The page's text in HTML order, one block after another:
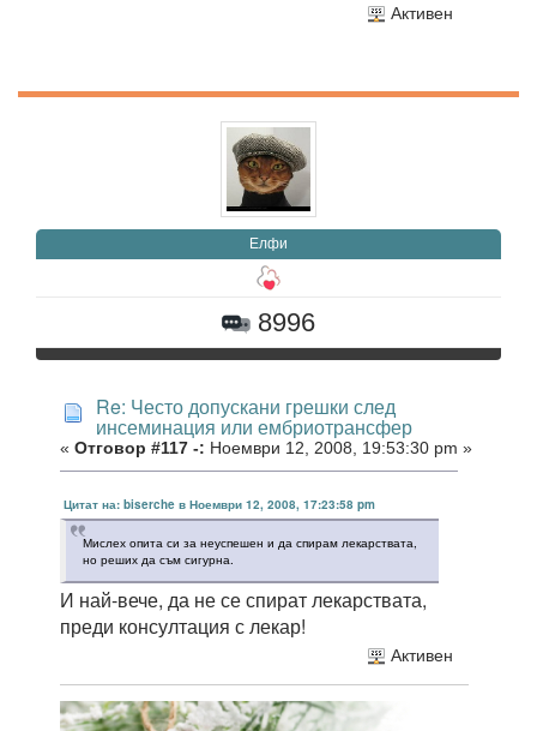
Активен
Елфи
8996
Re: Често допускани грешки след
инсеминация или ембриотрансфер
« Отговор #117 -: Ноември 12, 2008, 19:53:30 pm »
Цитат на: biserche в Ноември 12, 2008, 17:23:58 pm
Мислех опита си за неуспешен и да спирам лекарствата,
но реших да съм сигурна.
И най-вече, да не се спират лекарствата,
преди консултация с лекар!
Активен